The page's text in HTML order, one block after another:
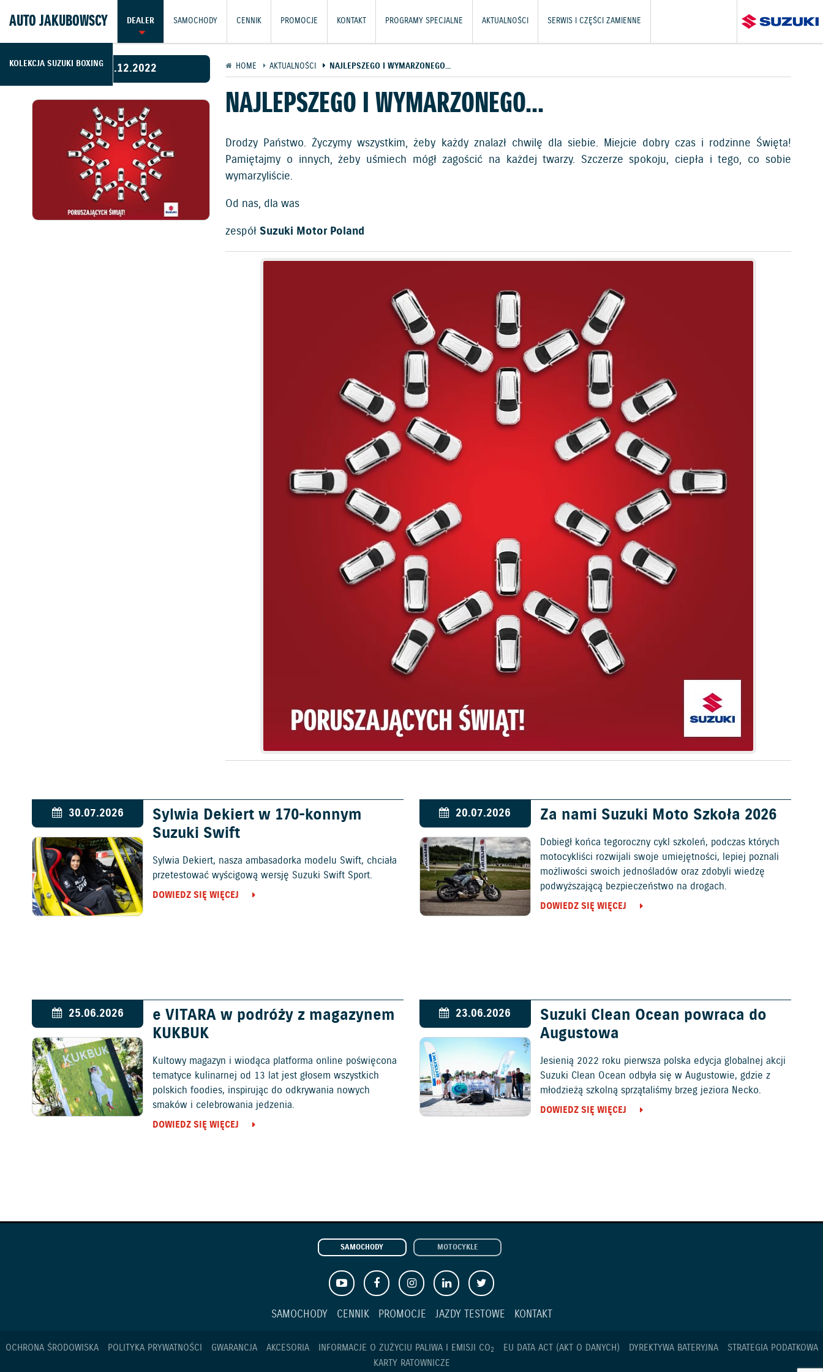
AUTO JAKUBOWSCY DEALER SAMOCHODY CENNIK PROMOCJE KONTAKT PROGRAMY SPECJALNE AKTUALNOŚCI SERWIS I CZĘŚCI ZAMIENNE
KOLEKCJA SUZUKI BOXING23.12.2022 HOME AKTUALNOŚCI NAJLEPSZEGO I WYMARZONEGO...
NAJLEPSZEGO I WYMARZONEGO...
Drodzy Państwo. Życzymy wszystkim, żeby każdy znalazł chwilę dla siebie. Miejcie dobry czas i rodzinne Święta!
Pamiętajmy o innych, żeby uśmiech mógł zagościć na każdej twarzy. Szczerze spokoju, ciepła i tego, co sobie
wymarzyliście.
Od nas, dla was
zespół Suzuki Motor Poland
30.07.2026
Sylwia Dekiert w 170-konnym
Suzuki Swift
Sylwia Dekiert, nasza ambasadorka modelu Swift, chciała
przetestować wyścigową wersję Suzuki Swift Sport.
DOWIEDZ SIĘ WIĘCEJ
20.07.2026 Za nami Suzuki Moto Szkoła 2026
Dobiegł końca tegoroczny cykl szkoleń, podczas których
motocykliści rozwijali swoje umiejętności, lepiej poznali
możliwości swoich jednośladów oraz zdobyli wiedzę
podwyższającą bezpieczeństwo na drogach.
DOWIEDZ SIĘ WIĘCEJ
25.06.2026
e VITARA w podróży z magazynem
KUKBUK
Kultowy magazyn i wiodąca platforma online poświęcona
tematyce kulinarnej od 13 lat jest głosem wszystkich
polskich foodies, inspirując do odkrywania nowych
smaków i celebrowania jedzenia.
DOWIEDZ SIĘ WIĘCEJ
23.06.2026
Suzuki Clean Ocean powraca do
Augustowa
Jesienią 2022 roku pierwsza polska edycja globalnej akcji
Suzuki Clean Ocean odbyła się w Augustowie, gdzie z
młodzieżą szkolną sprzątaliśmy brzeg jeziora Necko.
DOWIEDZ SIĘ WIĘCEJ
SAMOCHODY MOTOCYKLE
SAMOCHODY CENNIK PROMOCJE JAZDY TESTOWE KONTAKT
OCHRONA ŚRODOWISKA POLITYKA PRYWATNOŚCI GWARANCJA AKCESORIA INFORMACJE O ZUŻYCIU PALIWA I EMISJI CO2 EU DATA ACT (AKT O DANYCH) DYREKTYWA BATERYJNA
STRATEGIA PODATKOWA
KARTY RATOWNICZE